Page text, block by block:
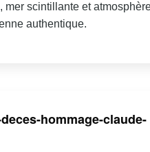
mer scintillante et
authentique.
hommage-claude-